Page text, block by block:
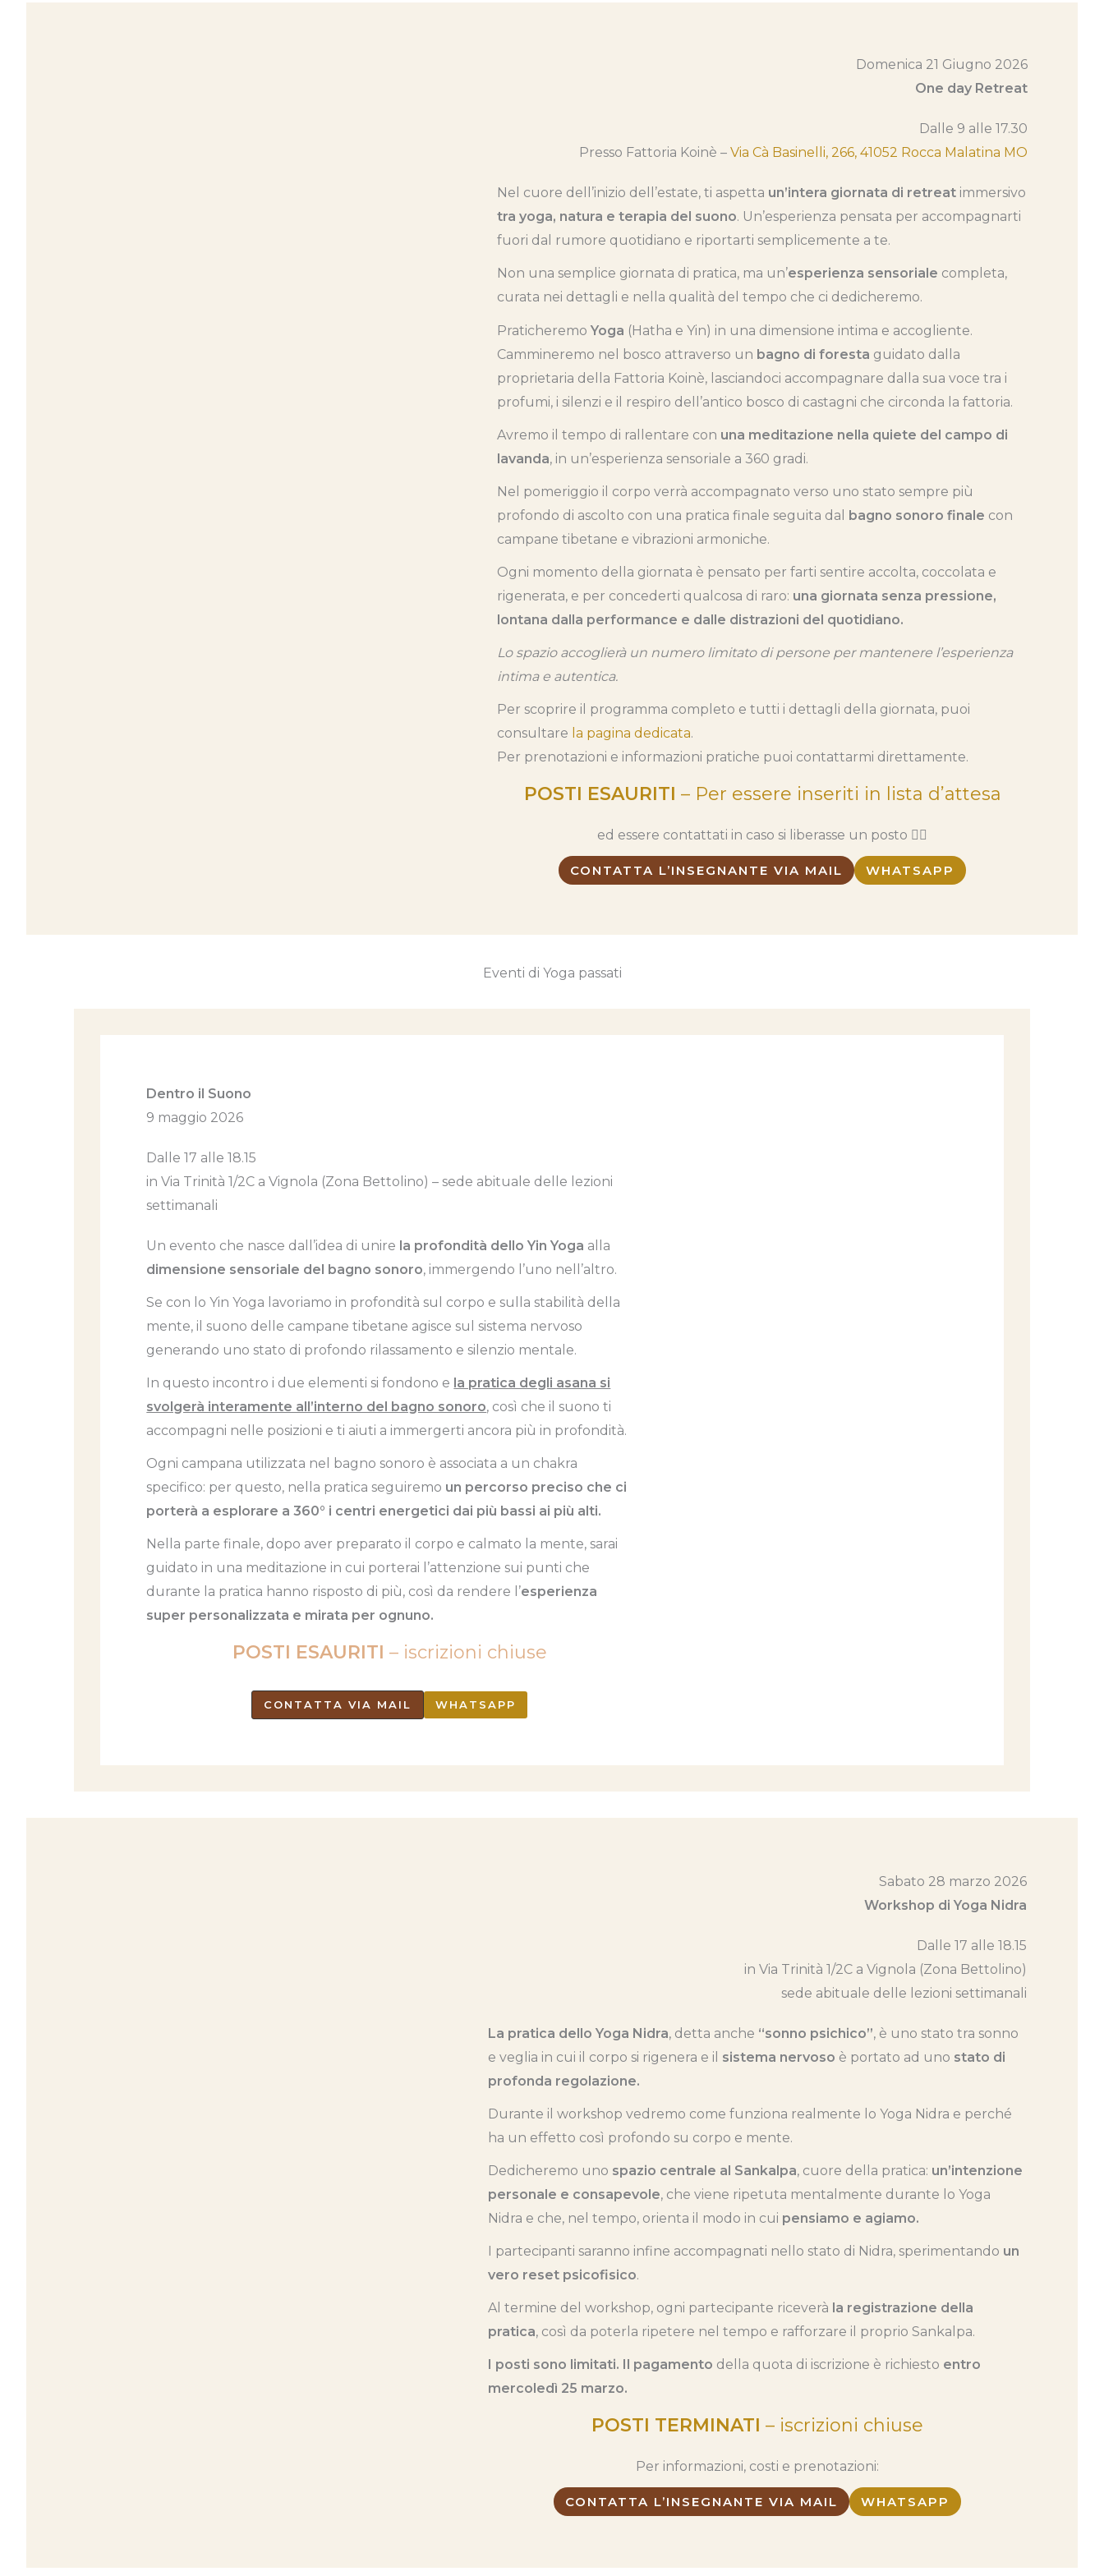
Domenica 21 Giugno 2026
One day Retreat
Dalle 9 alle 17.30
Presso Fattoria Koinè – Via Cà Basinelli, 266, 41052 Rocca Malatina MO
Nel cuore dell’inizio dell’estate, ti aspetta un’intera giornata di retreat immersivo
tra yoga, natura e terapia del suono. Un’esperienza pensata per accompagnarti
fuori dal rumore quotidiano e riportarti semplicemente a te.
Non una semplice giornata di pratica, ma un’esperienza sensoriale completa,
curata nei dettagli e nella qualità del tempo che ci dedicheremo.
PraticheremoYoga (Hatha e Yin) in una dimensione intima e accogliente.
Cammineremo nel bosco attraverso un bagno di foresta guidato dalla
proprietaria della Fattoria Koinè, lasciandoci accompagnare dalla sua voce tra i
profumi, i silenzi e il respiro dell’antico bosco di castagni che circonda la fattoria.
Avremo il tempo di rallentare con una meditazione nella quiete del campo di
lavanda, in un’esperienza sensoriale a 360 gradi.
Nel pomeriggio il corpo verrà accompagnato verso uno stato sempre più
profondo di ascolto con una pratica finale seguita dal bagno sonoro finale con
campane tibetane e vibrazioni armoniche.
Ogni momento della giornata è pensato per farti sentire accolta, coccolata e
rigenerata, e per concederti qualcosa di raro: una giornata senza pressione,
lontana dalla performance e dalle distrazioni del quotidiano.
Lo spazio accoglierà un numero limitato di persone per mantenere l’esperienza
intima e autentica.
Per scoprire il programma completo e tutti i dettagli della giornata, puoi
consultare la pagina dedicata.
Per prenotazioni e informazioni pratiche puoi contattarmi direttamente.
POSTI ESAURITI – Per essere inseriti in lista d’attesa
ed essere contattati in caso si liberasse un posto 👇🏼
CONTATTA L’INSEGNANTE VIA MAIL WHATSAPP
Eventi di Yoga passati
Dentro il Suono
9 maggio 2026
Dalle 17 alle 18.15
in Via Trinità 1/2C a Vignola (Zona Bettolino) – sede abituale delle lezioni
settimanali
Un evento che nasce dall’idea di unire la profondità dello Yin Yoga alla
dimensione sensoriale del bagno sonoro, immergendo l’uno nell’altro.
Se con lo Yin Yoga lavoriamo in profondità sul corpo e sulla stabilità della
mente, il suono delle campane tibetane agisce sul sistema nervoso
generando uno stato di profondo rilassamento e silenzio mentale.
In questo incontro i due elementi si fondono e la pratica degli asana si
svolgerà interamente all’interno del bagno sonoro, così che il suono ti
accompagni nelle posizioni e ti aiuti a immergerti ancora più in profondità.
Ogni campana utilizzata nel bagno sonoro è associata a un chakra
specifico: per questo, nella pratica seguiremo un percorso preciso che ci
porterà a esplorare a 360° i centri energetici dai più bassi ai più alti.
Nella parte finale, dopo aver preparato il corpo e calmato la mente, sarai
guidato in una meditazione in cui porterai l’attenzione sui punti che
durante la pratica hanno risposto di più, così da rendere l’esperienza
super personalizzata e mirata per ognuno.
POSTI ESAURITI – iscrizioni chiuse
CONTATTA VIA MAIL WHATSAPP
Sabato 28 marzo 2026
Workshop di Yoga Nidra
Dalle 17 alle 18.15
in Via Trinità 1/2C a Vignola (Zona Bettolino)
sede abituale delle lezioni settimanali
La pratica dello Yoga Nidra, detta anche “sonno psichico”, è uno stato tra sonno
e veglia in cui il corpo si rigenera e il sistema nervoso è portato ad uno stato di
profonda regolazione.
Durante il workshop vedremo come funziona realmente lo Yoga Nidra e perché
ha un effetto così profondo su corpo e mente.
Dedicheremo uno spazio centrale al Sankalpa, cuore della pratica: un’intenzione
personale e consapevole, che viene ripetuta mentalmente durante lo Yoga
Nidra e che, nel tempo, orienta il modo in cui pensiamo e agiamo.
I partecipanti saranno infine accompagnati nello stato di Nidra, sperimentando un
vero reset psicofisico.
Al termine del workshop, ogni partecipante riceverà la registrazione della
pratica, così da poterla ripetere nel tempo e rafforzare il proprio Sankalpa.
I posti sono limitati. Il pagamento della quota di iscrizione è richiesto entro
mercoledì 25 marzo.
POSTI TERMINATI – iscrizioni chiuse
Per informazioni, costi e prenotazioni:
CONTATTA L’INSEGNANTE VIA MAIL WHATSAPP